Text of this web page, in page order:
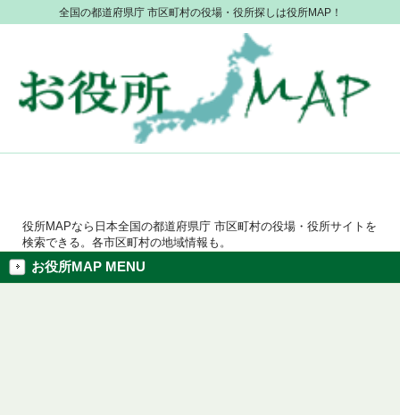
全国の都道府県庁 市区町村の役場・役所探しは役所MAP！
役所MAPなら日本全国の都道府県庁 市区町村の役場・役所サイトを
検索できる。各市区町村の地域情報も。
お役所MAP MENU